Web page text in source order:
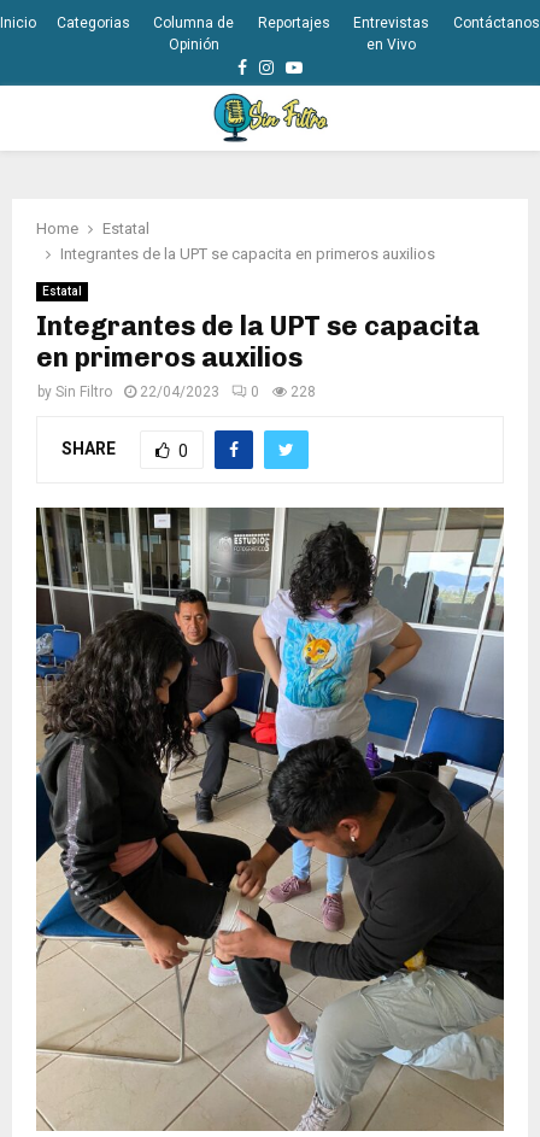
Inicio Categorias
Columna de
Opinión
Reportajes
Entrevistas
en Vivo
Contáctanos
Facebook
Instagram
Youtube
Home
Estatal
Integrantes de la UPT se capacita en primeros auxilios
Estatal
Integrantes de la UPT se capacita
en primeros auxilios
by Sin Filtro 22/04/2023 0 228
SHARE 0